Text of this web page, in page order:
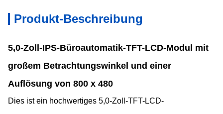
Produkt-Beschreibung
5,0-Zoll-IPS-Büroautomatik-TFT-LCD-Modul mit
großem Betrachtungswinkel und einer
Auflösung von 800 x 480
Dies ist ein hochwertiges 5,0-Zoll-TFT-LCD-